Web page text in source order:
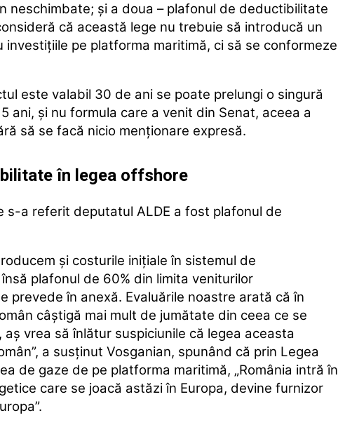
neschimbate; şi a doua – plafonul de deductibilitate
că această lege nu trebuie să introducă un
pe platforma maritimă, ci să se conformeze
este valabil 30 de ani se poate prelungi o singură
ani, şi nu formula care a venit din Senat, aceea a
să se facă nicio menţionare expresă.
în legea offshore
s-a referit deputatul ALDE a fost plafonul de
şi costurile iniţiale în sistemul de
plafonul de 60% din limita veniturilor
prevede în anexă. Evaluările noastre arată că în
câştigă mai mult de jumătate din ceea ce se
vrea să înlătur suspiciunile că legea aceasta
a susţinut Vosganian, spunând că prin Legea
de gaze de pe platforma maritimă, „România intră în
care se joacă astăzi în Europa, devine furnizor